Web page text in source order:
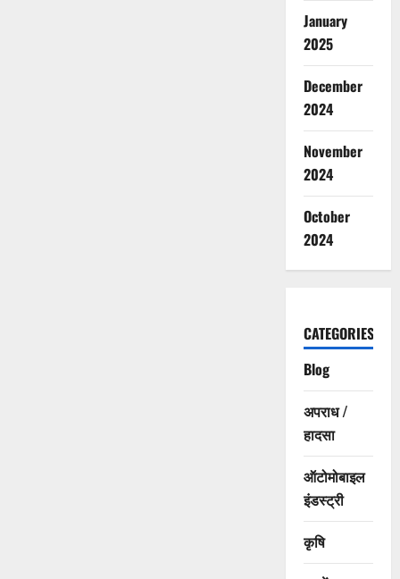
January
2025
December
2024
November
2024
October
2024
CATEGORIES
Blog
अपराध /
हादसा
ऑटोमोबाइल
इंडस्ट्री
कृषि